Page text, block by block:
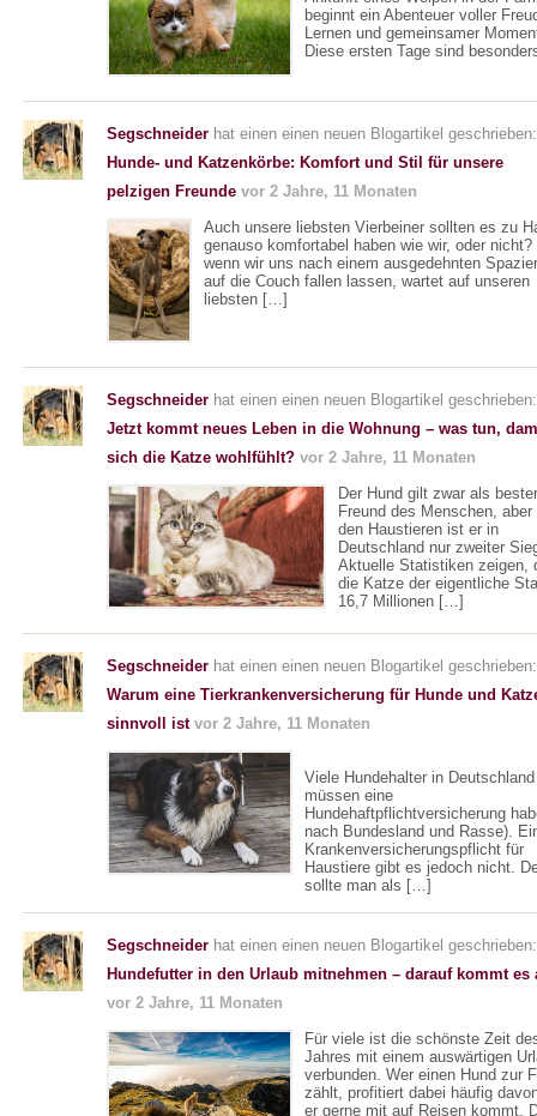
beginnt ein Abenteuer voller
Lernen und gemeinsamer
Diese ersten Tage sind
Segschneider hat einen einen neuen Blogartikel geschrieben:
Hunde- und Katzenkörbe: Komfort und Stil für unsere
pelzigen Freunde vor 2 Jahre, 11 Monaten
Auch unsere liebsten Vierbeiner sollten es zu
genauso komfortabel haben wie wir, oder nicht?
wenn wir uns nach einem ausgedehnten
auf die Couch fallen lassen, wartet auf unseren
liebsten […]
Segschneider hat einen einen neuen Blogartikel geschrieben:
Jetzt kommt neues Leben in die Wohnung – was tun,
sich die Katze wohlfühlt? vor 2 Jahre, 11 Monaten
Der Hund gilt zwar als bester
Freund des Menschen, aber
den Haustieren ist er in
Deutschland nur zweiter
Aktuelle Statistiken zeigen,
die Katze der eigentliche
16,7 Millionen […]
Segschneider hat einen einen neuen Blogartikel geschrieben:
Warum eine Tierkrankenversicherung für Hunde und
sinnvoll ist vor 2 Jahre, 11 Monaten
Viele Hundehalter in Deutschland
müssen eine
Hundehaftpflichtversicherung
nach Bundesland und Rasse).
Krankenversicherungspflicht für
Haustiere gibt es jedoch nicht.
sollte man als […]
Segschneider hat einen einen neuen Blogartikel geschrieben:
Hundefutter in den Urlaub mitnehmen – darauf kommt es
vor 2 Jahre, 11 Monaten
Für viele ist die schönste Zeit
Jahres mit einem auswärtigen
verbunden. Wer einen Hund zur
zählt, profitiert dabei häufig
er gerne mit auf Reisen kommt.